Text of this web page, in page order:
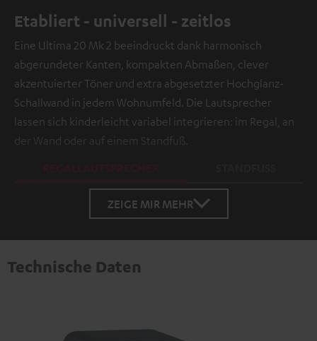
Etabliert - universell - zeitlos
Eine Ultima 20 Mk 2 beeindruckt dank harmonisch
abgerundeter Kanten, kompakten Abmaßen, clever
akzentuierter Töner und extra abgesetzter Hochglanz-
Schallwand in jedem Wohnumfeld. Die Lautsprecher
lassen sich kinderleicht variabel integrieren: im Regal, an
der Wand oder auf einem Standfuß.
ZEIGE MIR MEHR
Technische Daten